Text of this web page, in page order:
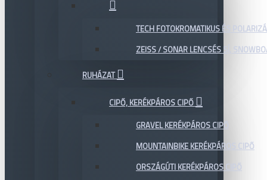
TECH FOTOKROMATIKUS ÉS
ZEISS / SONAR LENCSÉS SÍ,
RUHÁZAT
CIPŐ, KERÉKPÁROS CIPŐ
GRAVEL KERÉKPÁROS CIPŐ
MOUNTAINBIKE KERÉKPÁROS CIPŐ
ORSZÁGÚTI KERÉKPÁROS CIPŐ